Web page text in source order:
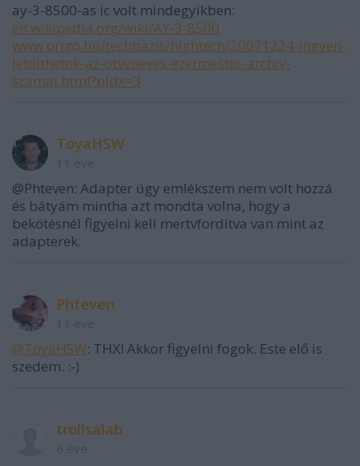
ay-3-8500-as ic volt mindegyikben:
en.wikipedia.org/wiki/AY-3-8500
www.origo.hu/techbazis/hightech/20071224-ingyen-
letolthetok-az-otveneves-ezermester-archiv-
szamai.html?pIdx=3
ToyaHSW
@Phteven: Adapter úgy emlékszem nem volt hozzá
és bátyám mintha azt mondta volna, hogy a
bekötésnél figyelni kell mertvfordítva van mint az
adapterek.
Phteven
@ToyaHSW: THX! Akkor figyelni fogok. Este elő is
szedem. :-)
trollsalab